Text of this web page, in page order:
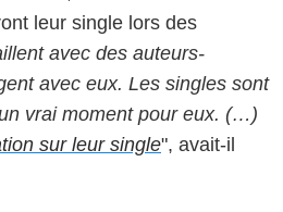
leur single lors des
avec des auteurs-
avec eux. Les singles sont
vrai moment pour eux. (…)
sur leur single", avait-il